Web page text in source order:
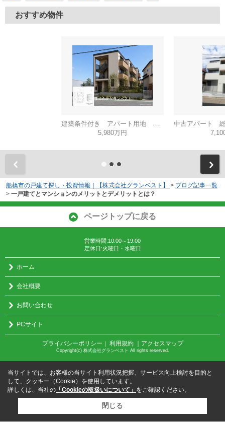
おすすめ物件
5,980万円
船橋市の戸建て探し・投資情報｜【株式会社グランベスト】 > ブログ記事一覧
> 一戸建てとマンションのメリットとデメリットとは？
ページトップに戻る
営業時間:10:00～19:00
定休日:火曜日・水曜日
ホーム
会社概要
お問い合わせ
PCサイト
プライバシーポリシー ｜ 利用規約 ｜アクセスマップ
Copyright(c) 株式会社グランベスト All rights reserved.
当サイトでは、お客様の当サイト利用状況把握、サービス向上検討を目的と
して、クッキー（Cookie）を使用しています。
詳しくは、当社の 「Cookieの取扱いについて」 をご確認ください。
閉じる